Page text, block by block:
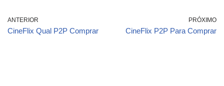
ANTERIOR
CineFlix Qual P2P Comprar
PRÓXIMO
CineFlix P2P Para Comprar